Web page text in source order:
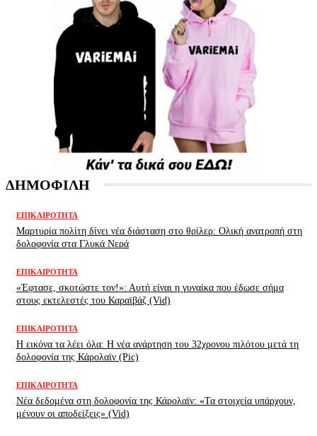
ΔΗΜΟΦΙΛΗ
ΕΠΙΚΑΙΡΌΤΗΤΑ
Μαρτυρία πολίτη δίνει νέα διάσταση στο θρίλερ: Ολική ανατροπή στη
δολοφονία στα Γλυκά Νερά
ΕΠΙΚΑΙΡΌΤΗΤΑ
«Έφτασε, σκοτώστε τον!»: Αυτή είναι η γυναίκα που έδωσε σήμα
στους εκτελεστές του Καραϊβάζ (Vid)
ΕΠΙΚΑΙΡΌΤΗΤΑ
H εικόνα τα λέει όλα: H νέα ανάρτηση του 32χρονου πιλότου μετά τη
δολοφονία της Κάρολαϊν (Pic)
ΕΠΙΚΑΙΡΌΤΗΤΑ
Νέα δεδομένα στη δολοφονία της Κάρολαϊν: «Τα στοιχεία υπάρχουν,
μένουν οι αποδείξεις» (Vid)